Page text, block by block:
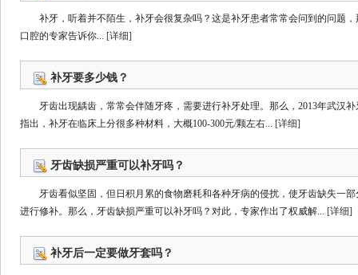
补牙，听着并不陌生，补牙会很复杂吗？这是补牙患者常常会问到的问题
口腔的专家告诉你... [详细]
补牙要多少钱？
牙齿出现龋齿，常常会伴随牙疼，需要进行补牙处理。那么，2013年武汉
指出，补牙在临床上分很多种材料，大概100-300元/颗左右... [详细]
牙齿缺损严重可以补牙吗？
牙齿看似坚固，但日积月累的食物磨耗和各种牙病的侵扰，使牙齿缺失一
进行修补。那么，牙齿缺损严重可以补牙吗？对此，专家作出了权威解... [详细]
补牙后一定要做牙套吗？